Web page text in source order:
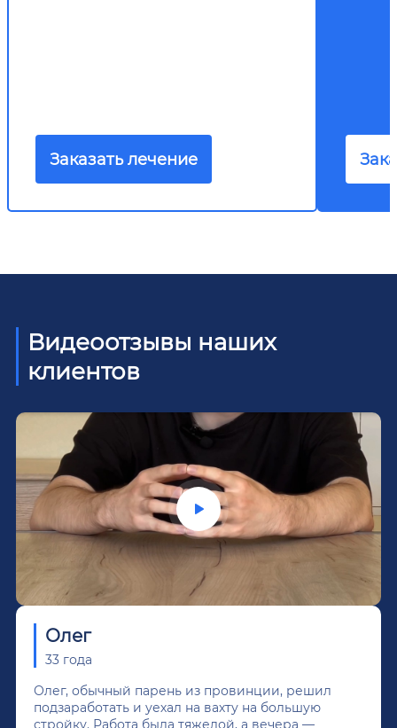
Заказать лечение
Видеоотзывы наших
клиентов
Олег
33 года
Олег, обычный парень из провинции, решил
подзаработать и уехал на вахту на большую
стройку. Работа была тяжелой, а вечера —